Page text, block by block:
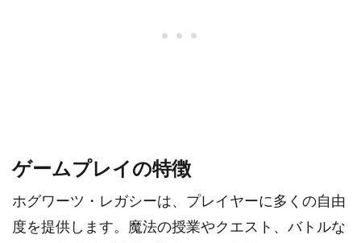
ゲームプレイの特徴
ホグワーツ・レガシーは、プレイヤーに多くの自由
度を提供します。魔法の授業やクエスト、バトルな